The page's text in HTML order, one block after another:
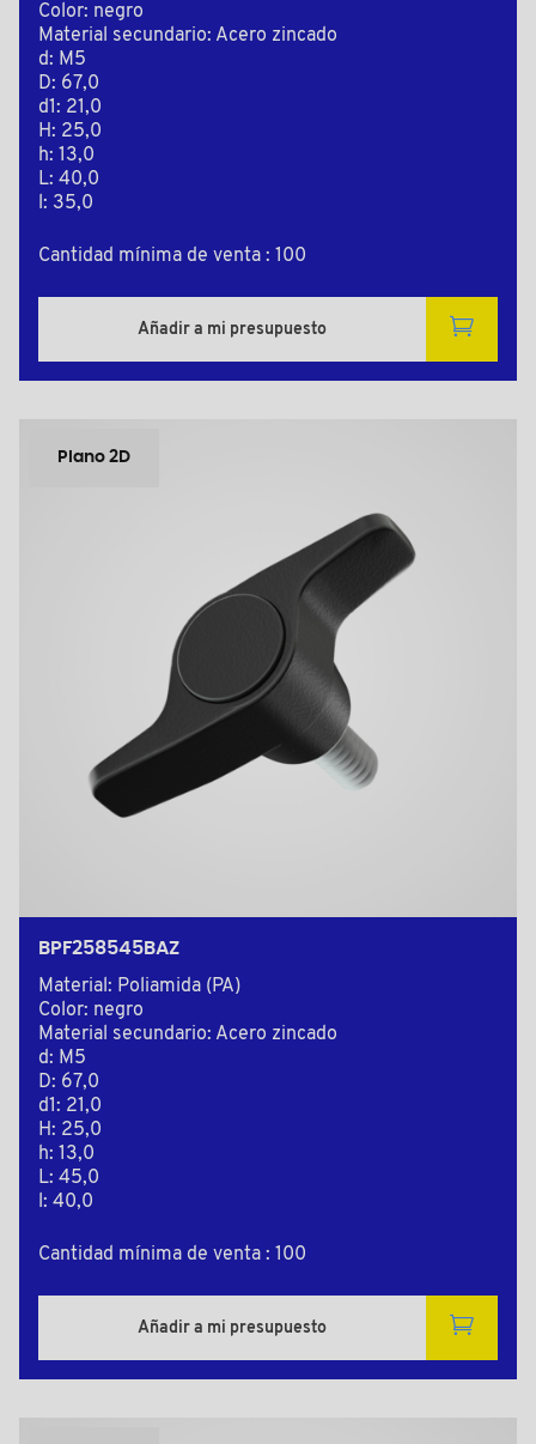
Color: negro
Material secundario: Acero zincado
d: M5
D: 67,0
d1: 21,0
H: 25,0
h: 13,0
L: 40,0
l: 35,0
Cantidad mínima de venta : 100
Añadir a mi presupuesto
Plano 2D
BPF258545BAZ
Material: Poliamida (PA)
Color: negro
Material secundario: Acero zincado
d: M5
D: 67,0
d1: 21,0
H: 25,0
h: 13,0
L: 45,0
l: 40,0
Cantidad mínima de venta : 100
Añadir a mi presupuesto